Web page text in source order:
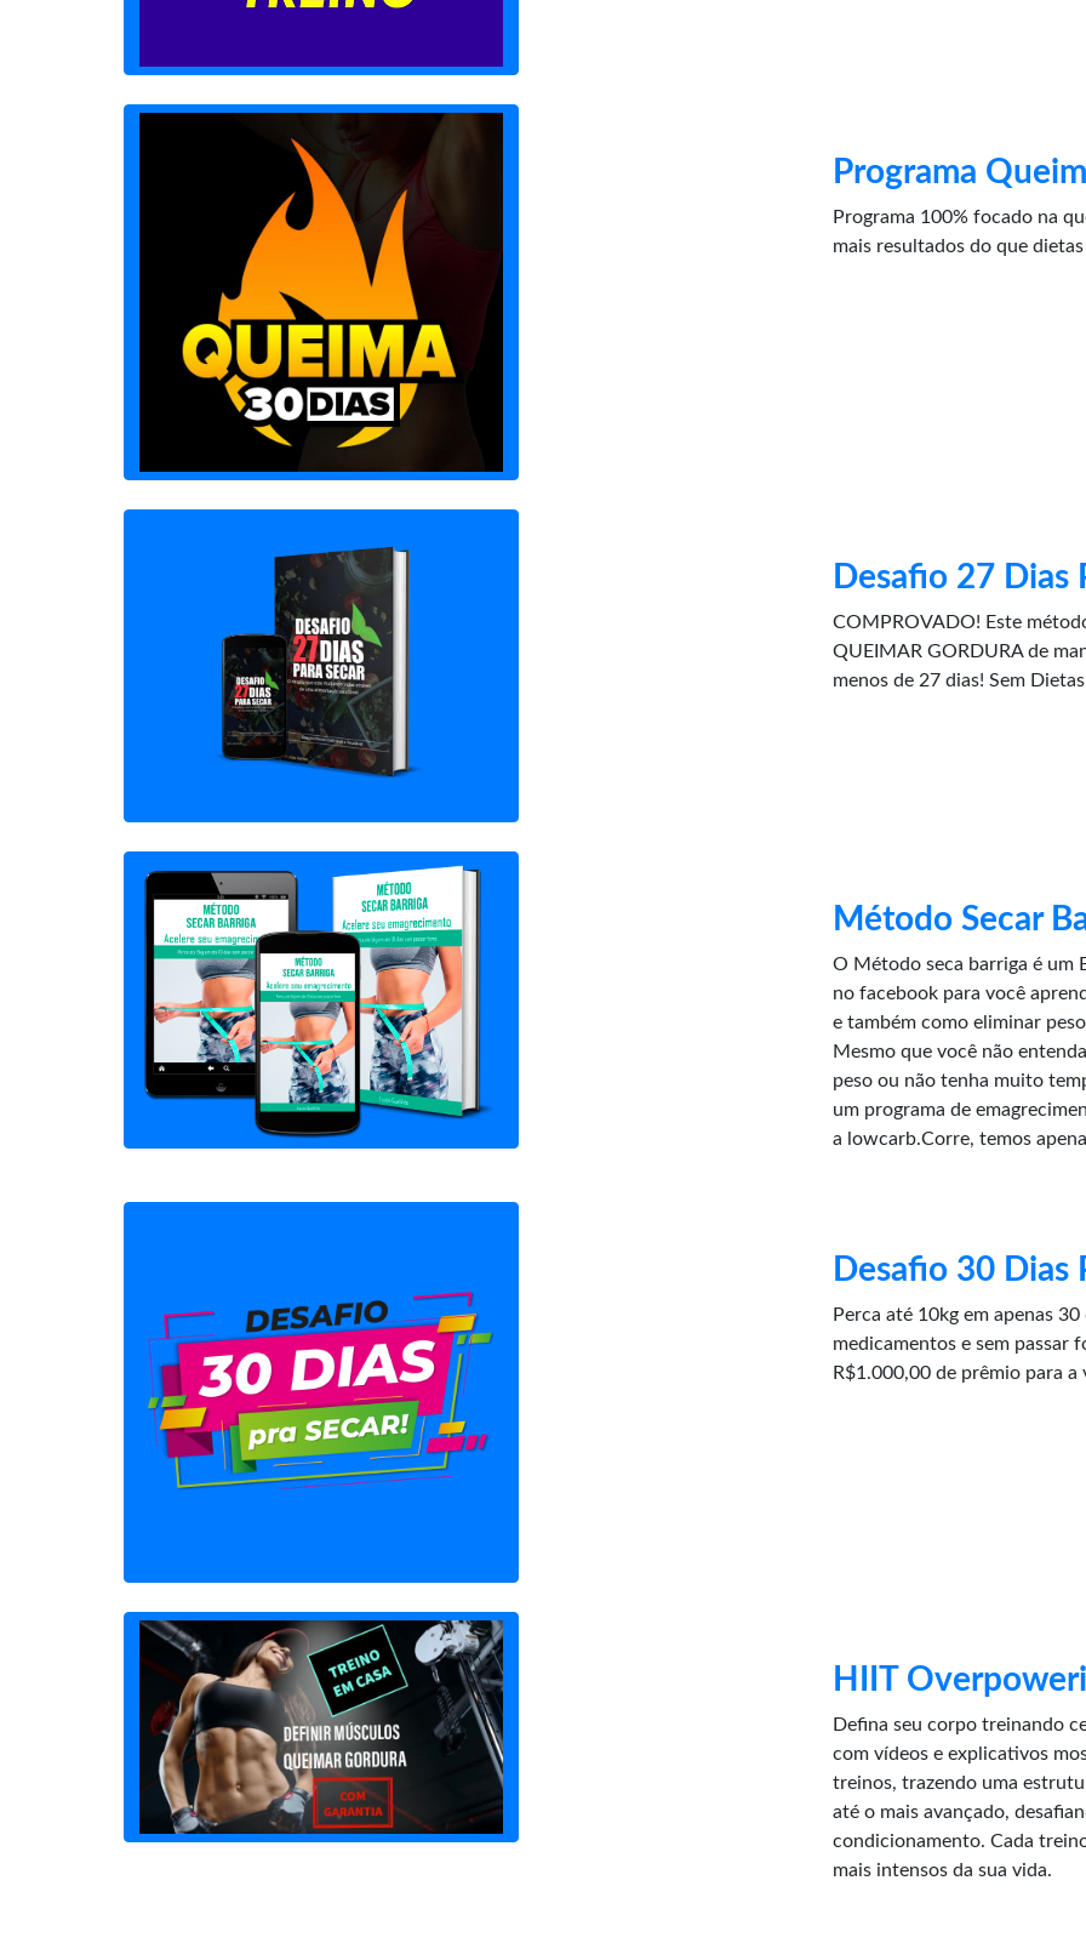
Programa
Programa 100% focado na
mais resultados do que
Desafio 27 Dias
COMPROVADO! Este
QUEIMAR GORDURA de
menos de 27 dias! Sem
Método Secar
O Método seca barriga é um
no facebook para você
e também como eliminar
Mesmo que você não
peso ou não tenha muito
um programa de
a lowcarb.Corre, temos
Desafio 30 Dias
Perca até 10kg em apenas
medicamentos e sem passar
R$1.000,00 de prêmio para a
HIIT
Defina seu corpo treinando
com vídeos e explicativos
treinos, trazendo uma
até o mais avançado,
condicionamento. Cada
mais intensos da sua vida.